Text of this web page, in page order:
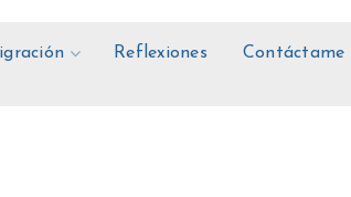
Reflexiones Contáctame